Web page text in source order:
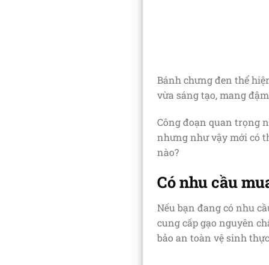
Bánh chưng đen thể
vừa sáng tạo, mang
Công đoạn quan trọng
nhưng như vậy mới có
nào?
Có nhu cầu
Nếu bạn đang có nhu
cung cấp gạo nguyên
bảo an toàn vệ sinh